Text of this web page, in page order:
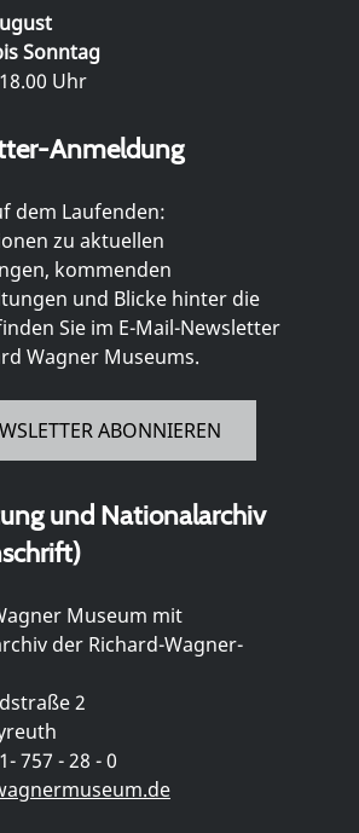
Sonntag
Uhr
Anmeldung
dem Laufenden:
zu aktuellen
kommenden
und Blicke hinter die
Sie im E-Mail-Newsletter
Wagner Museums.
ABONNIEREN
und Nationalarchiv
Museum mit
der Richard-Wagner-
2
757 - 28 - 0